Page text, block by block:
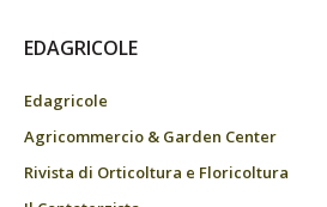
EDAGRICOLE
Edagricole
Agricommercio & Garden Center
Rivista di Orticoltura e Floricoltura